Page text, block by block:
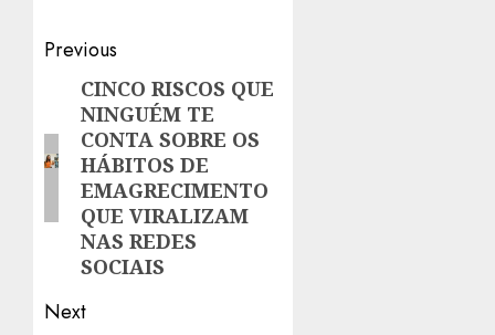
Post
navigation
Previous
Previous
post:
CINCO RISCOS QUE
NINGUÉM TE
CONTA SOBRE OS
HÁBITOS DE
EMAGRECIMENTO
QUE VIRALIZAM
NAS REDES
SOCIAIS
Next